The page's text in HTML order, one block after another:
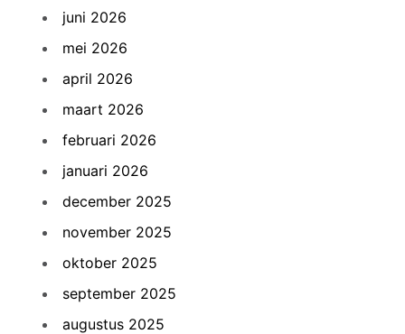
juni 2026
mei 2026
april 2026
maart 2026
februari 2026
januari 2026
december 2025
november 2025
oktober 2025
september 2025
augustus 2025